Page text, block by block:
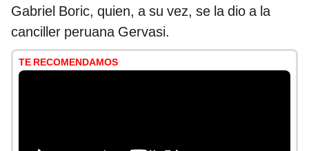
Gabriel Boric, quien, a su vez, se la dio a la
canciller peruana Gervasi.
TE RECOMENDAMOS